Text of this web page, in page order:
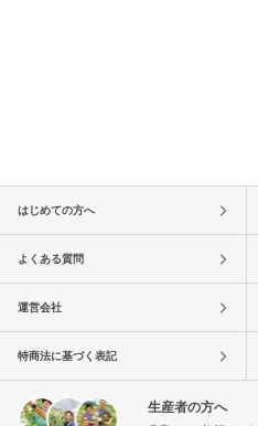
はじめての方へ
よくある質問
運営会社
特商法に基づく表記
生産者の方へ